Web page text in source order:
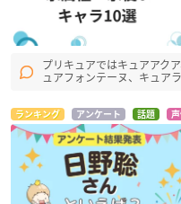
プリキュアではキュアアク
ュアフォンテーヌ、キュア
ランキング アンケート 話題